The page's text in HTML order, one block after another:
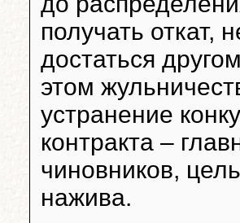
получать откат,
достаться
этом
устранение
контракта –
чиновников,
нажива.